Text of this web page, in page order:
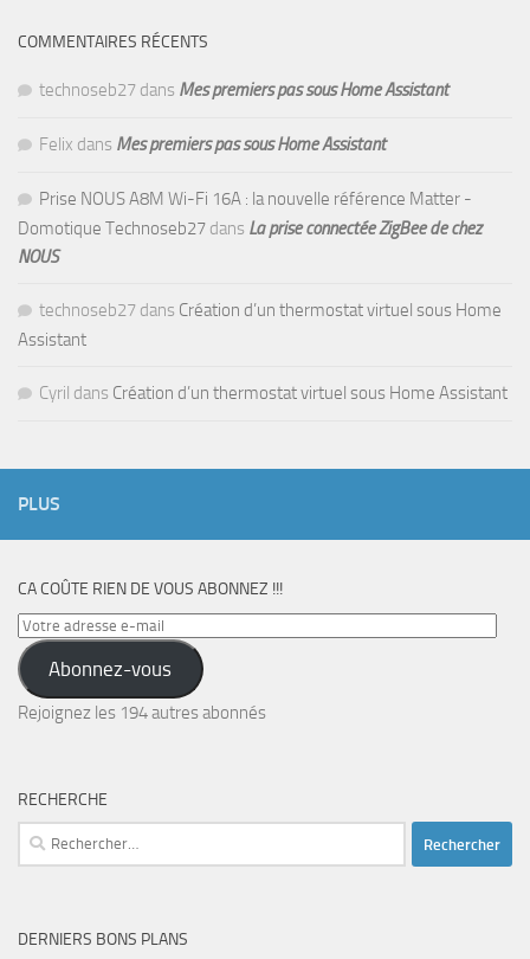
COMMENTAIRES RÉCENTS
technoseb27 dans Mes premiers pas sous Home Assistant
Felix dans Mes premiers pas sous Home Assistant
Prise NOUS A8M Wi-Fi 16A : la nouvelle référence Matter -
Domotique Technoseb27 dans La prise connectée ZigBee de chez
NOUS
technoseb27 dans Création d’un thermostat virtuel sous Home
Assistant
Cyril dans Création d’un thermostat virtuel sous Home Assistant
PLUS
CA COÛTE RIEN DE VOUS ABONNEZ !!!
Votre
adresse
e-
mail
Abonnez-vous
Rejoignez les 194 autres abonnés
RECHERCHE
Rechercher :
DERNIERS BONS PLANS